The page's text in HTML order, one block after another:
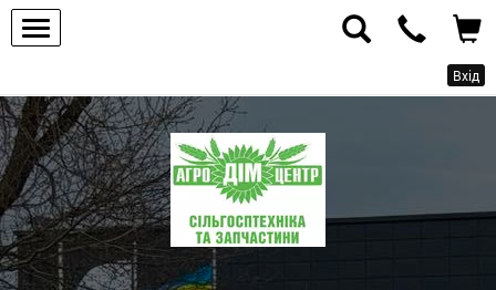
Вхід
ПП
"Агродім-
центр"
-
продаж
сільськогосподарської